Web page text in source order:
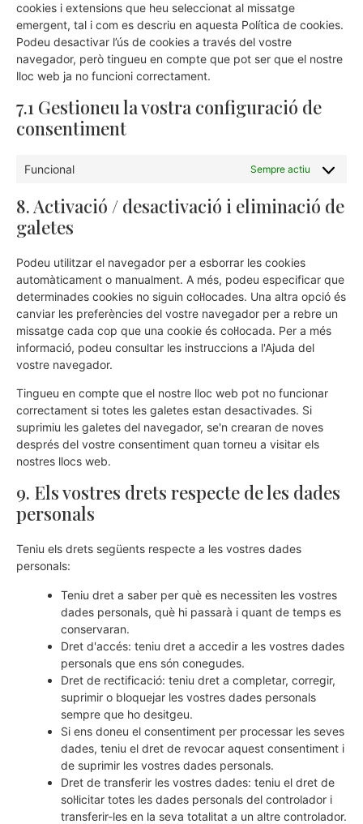
cookies i extensions que heu seleccionat al missatge
emergent, tal i com es descriu en aquesta Política de cookies.
Podeu desactivar l’ús de cookies a través del vostre
navegador, però tingueu en compte que pot ser que el nostre
lloc web ja no funcioni correctament.
7.1 Gestioneu la vostra configuració de
consentiment
Funcional Sempre actiu
8. Activació / desactivació i eliminació de
galetes
Podeu utilitzar el navegador per a esborrar les cookies
automàticament o manualment. A més, podeu especificar que
determinades cookies no siguin col·locades. Una altra opció és
canviar les preferències del vostre navegador per a rebre un
missatge cada cop que una cookie és col·locada. Per a més
informació, podeu consultar les instruccions a l'Ajuda del
vostre navegador.
Tingueu en compte que el nostre lloc web pot no funcionar
correctament si totes les galetes estan desactivades. Si
suprimiu les galetes del navegador, se'n crearan de noves
després del vostre consentiment quan torneu a visitar els
nostres llocs web.
9. Els vostres drets respecte de les dades
personals
Teniu els drets següents respecte a les vostres dades
personals:
Teniu dret a saber per què es necessiten les vostres
dades personals, què hi passarà i quant de temps es
conservaran.
Dret d'accés: teniu dret a accedir a les vostres dades
personals que ens són conegudes.
Dret de rectificació: teniu dret a completar, corregir,
suprimir o bloquejar les vostres dades personals
sempre que ho desitgeu.
Si ens doneu el consentiment per processar les seves
dades, teniu el dret de revocar aquest consentiment i
de suprimir les vostres dades personals.
Dret de transferir les vostres dades: teniu el dret de
sol·licitar totes les dades personals del controlador i
transferir-les en la seva totalitat a un altre controlador.